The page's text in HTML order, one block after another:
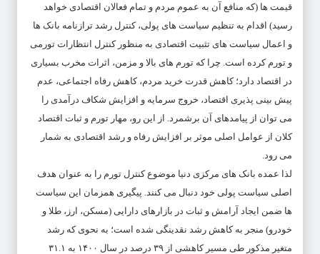
قیمت ها (که منافع آن به عموم مردم و تمام فعالان اقتصادی خواهد
رسید) اقدام به تنظیم سیاست های پولی، کنترل رشد ترازنامه بانک ها
و اعمال سیاست های تثبیت اقتصادی به منظور کنترل انتظارات تورمی
و تورم کرده است. چرا که تورم های بالا و مزمن، اثرات مخرب بسیاری
در اقتصاد دارد؛ کاهش قدرت خرید مردم، کاهش رفاه اجتماعی، عدم
پیش بینی پذیری اقتصاد، خروج سرمایه و افزایش شکاف درآمدی را
می توان از پیامدهای آن برشمرد. از این رو، مهار تورم و ثبات اقتصاد
کلان از عوامل اصلی موثر بر افزایش رفاه و رشد اقتصادی به شمار
می رود.
لذا عمده بانک های مرکزی دنیا موضوع کنترل تورم را به عنوان هدف
اصلی سیاست پولی خود دنبال می کنند. پیگیری همزمان این سیاست
ها ضمن ایجاد آرامش و ثبات در بازارهای دارایی (مسکن، ارز، طلا و
خودرو) منجر به کاهش رشد نقدینگی شده است؛ به نحوی که رشد
متغیر مذکور طی مسیر کاهشی از ۳۹ درصد در سال ۱۴۰۰ به ۳۱.۱